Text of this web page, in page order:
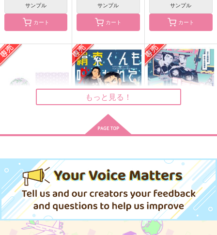
ブライトライトハイラ
イト
GAMMAEDGE
1,572円（税込）
五条悟×夏油傑
作品詳細
副業廻戦
956
オールキャラ
サンプル
作品詳細
23時に集合
315
五条悟
サンプル
作品詳細
五条先生と！with一年
igetaWEB再録集
igeta
サンプル
カート
サンプル
カート
サンプル
カート
うみざくろ
専売 440円 （税込）
呪術廻戦 羂索×女夢主
サンプル
まった？
玉子焼き風味
937
呪術廻戦
羂索×高羽史彦
常」
すりはん
944円 （税込）
呪術廻戦
羂索×高羽史彦
もっと見る！